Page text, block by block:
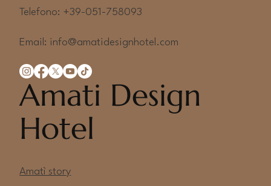
Telefono: +39-051-758093
Email: info@amatidesignhotel.com
Amati Design
Hotel
Amatì story